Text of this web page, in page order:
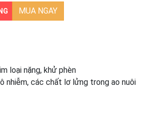
MUA NGAY
loại nặng, khử phèn
nhiễm, các chất lơ lửng trong ao nuôi